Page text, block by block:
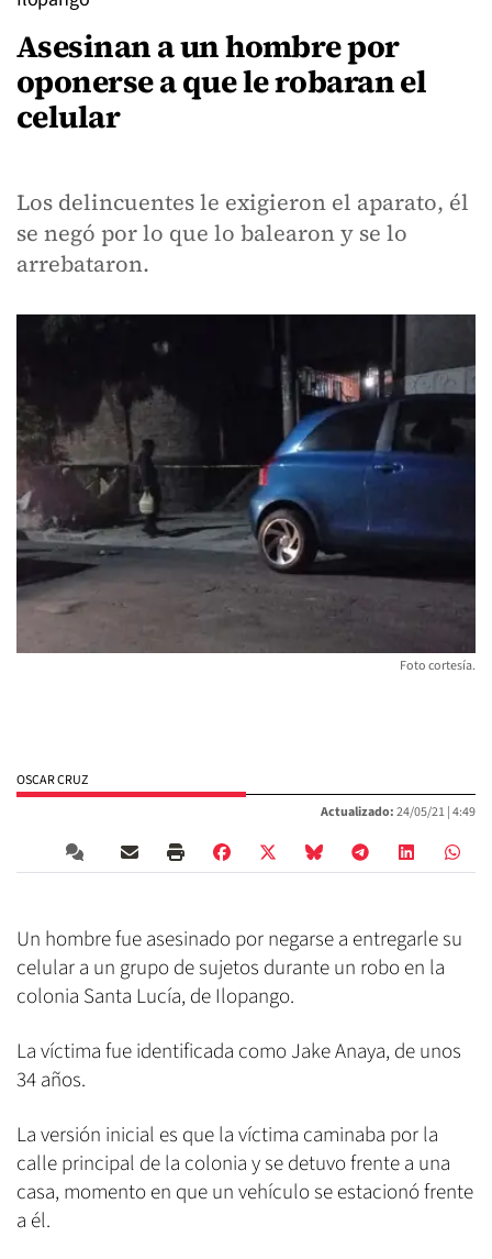
Asesinan a un hombre por
oponerse a que le robaran el
celular
Los delincuentes le exigieron el aparato, él
se negó por lo que lo balearon y se lo
arrebataron.
Foto cortesía.
OSCAR CRUZ
Actualizado:24/05/21 |4:49
Un hombre fue asesinado por negarse a entregarle su
celular a un grupo de sujetos durante un robo en la
colonia Santa Lucía, de Ilopango.
La víctima fue identificada como Jake Anaya, de unos
34 años.
La versión inicial es que la víctima caminaba por la
calle principal de la colonia y se detuvo frente a una
casa, momento en que un vehículo se estacionó frente
a él.